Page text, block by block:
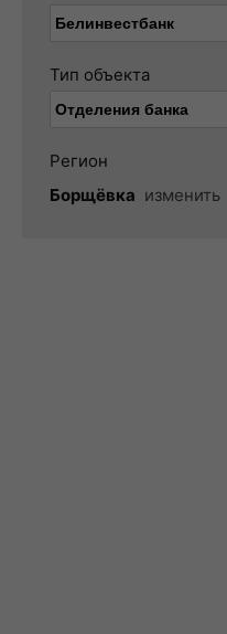
Тип объекта
Регион
Борщёвка изменить